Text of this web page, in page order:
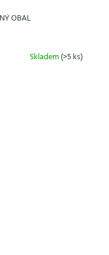
OBAL
Skladem(>5 ks)